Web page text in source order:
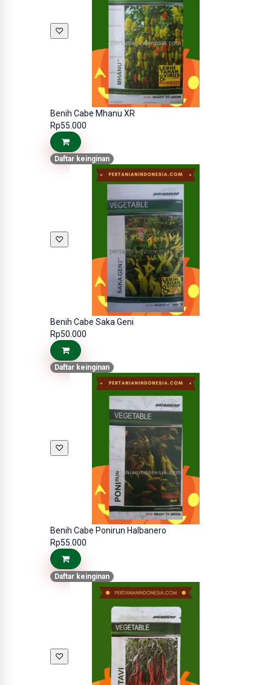
♡
Benih Cabe Mhanu XR
Rp55.000
Daftar keinginan
♡
Benih Cabe Saka Geni
Rp50.000
Daftar keinginan
♡
Benih Cabe Ponirun Halbanero
Rp55.000
Daftar keinginan
♡